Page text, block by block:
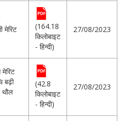
मेरिट
(164.18
किलोबाइट
- हिन्दी)
27/08/2023
बढ़ी
थौल
(42.8
किलोबाइट
- हिन्दी)
27/08/2023